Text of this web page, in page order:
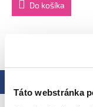
Táto webstránka
Do košíka